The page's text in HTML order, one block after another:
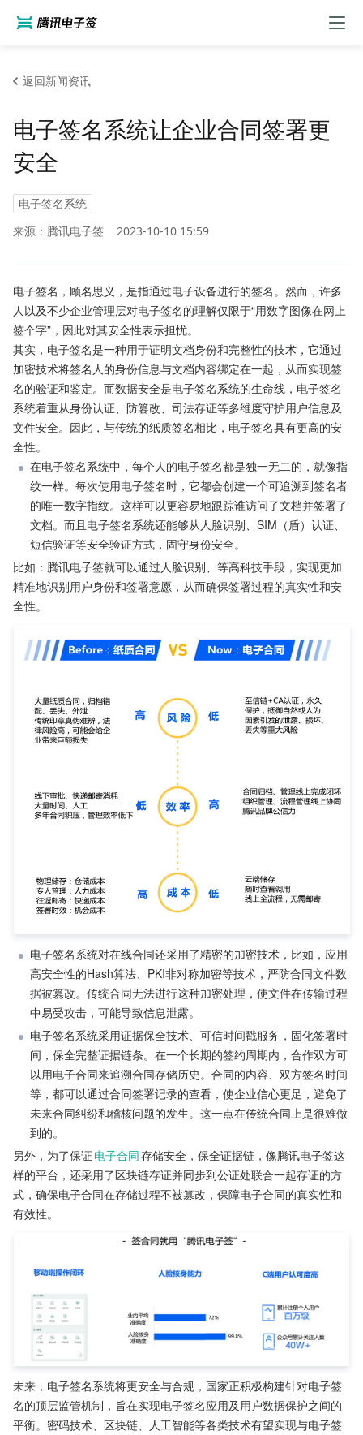
返回新闻资讯
电子签名系统让企业合同签署更
安全
电子签名系统
来源：腾讯电子签
2023-10-10 15:59
电子签名，顾名思义，是指通过电子设备进行的签名。然而，许多
人以及不少企业管理层对电子签名的理解仅限于“用数字图像在网上
签个字”，因此对其安全性表示担忧。
其实，电子签名是一种用于证明文档身份和完整性的技术，它通过
加密技术将签名人的身份信息与文档内容绑定在一起，从而实现签
名的验证和鉴定。而数据安全是电子签名系统的生命线，电子签名
系统着重从身份认证、防篡改、司法存证等多维度守护用户信息及
文件安全。因此，与传统的纸质签名相比，电子签名具有更高的安
全性。
在电子签名系统中，每个人的电子签名都是独一无二的，就像指
纹一样。每次使用电子签名时，它都会创建一个可追溯到签名者
的唯一数字指纹。这样可以更容易地跟踪谁访问了文档并签署了
文档。而且电子签名系统还能够从人脸识别、SIM（盾）认证、
短信验证等安全验证方式，固守身份安全。
比如：腾讯电子签就可以通过人脸识别、等高科技手段，实现更加
精准地识别用户身份和签署意愿，从而确保签署过程的真实性和安
全性。
电子签名系统对在线合同还采用了精密的加密技术，比如，应用
高安全性的Hash算法、PKI非对称加密等技术，严防合同文件数
据被篡改。传统合同无法进行这种加密处理，使文件在传输过程
中易受攻击，可能导致信息泄露。
电子签名系统采用证据保全技术、可信时间戳服务，固化签署时
间，保全完整证据链条。在一个长期的签约周期内，合作双方可
以用电子合同来追溯合同存储历史。合同的内容、双方签名时间
等，都可以通过合同签署记录的查看，使企业信心更足，避免了
未来合同纠纷和稽核问题的发生。这一点在传统合同上是很难做
到的。
另外，为了保证 电子合同存储安全，保全证据链，像腾讯电子签这
样的平台，还采用了区块链存证并同步到公证处联合一起存证的方
式，确保电子合同在存储过程不被篡改，保障电子合同的真实性和
有效性。
未来，电子签名系统将更安全与合规，国家正积极构建针对电子签
名的顶层监管机制，旨在实现电子签名应用及用户数据保护之间的
平衡。密码技术、区块链、人工智能等各类技术有望实现与电子签